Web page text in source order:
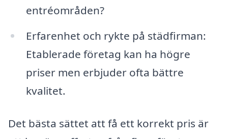
entréområden?
Erfarenhet och rykte på städfirman:
Etablerade företag kan ha högre
priser men erbjuder ofta bättre
kvalitet.
Det bästa sättet att få ett korrekt pris är